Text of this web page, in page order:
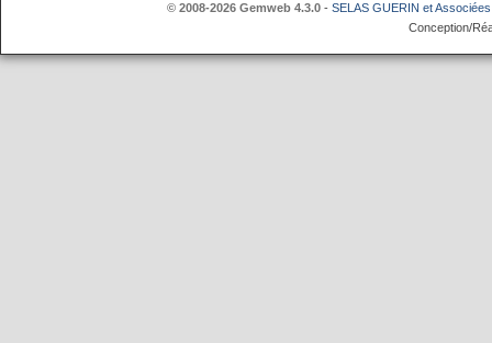
© 2008-2026 Gemweb 4.3.0 - SELAS GUERIN et Associées
Conception/